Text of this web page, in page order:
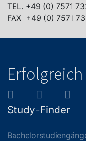
TEL. +49 (0) 7571
FAX +49 (0) 7571
Study-Finder